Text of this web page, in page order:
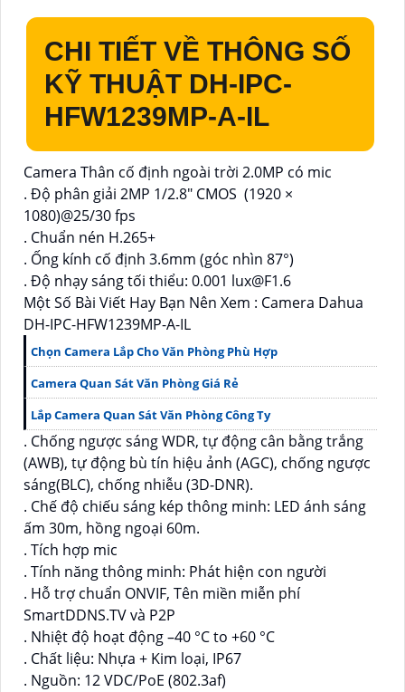
CHI TIẾT VỀ THÔNG SỐ
KỸ THUẬT DH-IPC-
HFW1239MP-A-IL
Camera Thân cố định ngoài trời 2.0MP có mic
. Độ phân giải 2MP 1/2.8" CMOS (1920 ×
1080)@25/30 fps
. Chuẩn nén H.265+
. Ống kính cố định 3.6mm (góc nhìn 87°)
. Độ nhạy sáng tối thiểu: 0.001 lux@F1.6
Một Số Bài Viết Hay Bạn Nên Xem : Camera Dahua
DH-IPC-HFW1239MP-A-IL
Chọn Camera Lắp Cho Văn Phòng Phù Hợp
Camera Quan Sát Văn Phòng Giá Rẻ
Lắp Camera Quan Sát Văn Phòng Công Ty
. Chống ngược sáng WDR, tự động cân bằng trắng
(AWB), tự động bù tín hiệu ảnh (AGC), chống ngược
sáng(BLC), chống nhiễu (3D-DNR).
. Chế độ chiếu sáng kép thông minh: LED ánh sáng
ấm 30m, hồng ngoại 60m.
. Tích hợp mic
. Tính năng thông minh: Phát hiện con người
. Hỗ trợ chuẩn ONVIF, Tên miền miễn phí
SmartDDNS.TV và P2P
. Nhiệt độ hoạt động –40 °C to +60 °C
. Chất liệu: Nhựa + Kim loại, IP67
. Nguồn: 12 VDC/PoE (802.3af)